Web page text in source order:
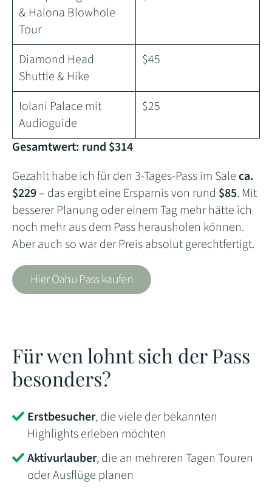
& Halona Blowhole
Tour
Diamond Head
Shuttle & Hike
$45
Iolani Palace mit
Audioguide
$25
Gesamtwert: rund $314
Gezahlt habe ich für den 3-Tages-Pass im Saleca.
$229– das ergibt eine Ersparnis von rund $85. Mit
besserer Planung oder einem Tag mehr hätte ich
noch mehr aus dem Pass herausholen können.
Aber auch so war der Preis absolut gerechtfertigt.
Hier Oahu Pass kaufen
Für wen lohnt sich der Pass
besonders?
Erstbesucher, die viele der bekannten
Highlights erleben möchten
Aktivurlauber, die an mehreren Tagen Touren
oder Ausflüge planen